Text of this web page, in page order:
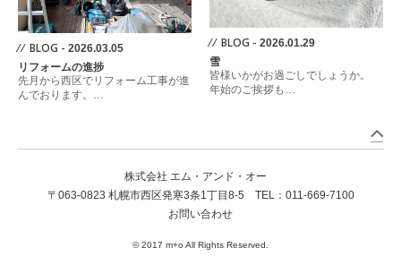
⁄ ⁄ BLOG - 2026.03.05
リフォームの進捗
先月から西区でリフォーム工事が進
んでおります。…
⁄ ⁄ BLOG - 2026.01.29
雪
皆様いかがお過ごしでしょうか。
年始のご挨拶も…
株式会社 エム・アンド・オー
〒063-0823 札幌市西区発寒3条1丁目8-5 TEL： 011-669-7100
お問い合わせ
© 2017 m+o All Rights Reserved.